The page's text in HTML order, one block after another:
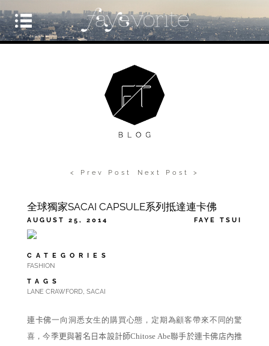
< Prev Post Next Post >
全球獨家SACAI CAPSULE系列抵達連卡佛
AUGUST 25, 2014 FAYE TSUI
CATEGORIES
FASHION
TAGS
LANE CRAWFORD, SACAI
連卡佛一向洞悉女生的購買心態，定期為顧客帶來不同的驚
喜，今季更與著名日本設計師Chitose Abe聯手於連卡佛店內推